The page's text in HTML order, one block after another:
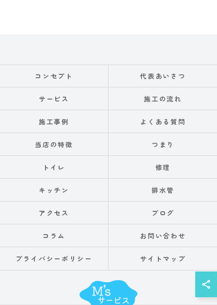
コンセプト 代表あいさつ
サービス 施工の流れ
施工事例 よくある質問
当店の特徴 つまり
トイレ 修理
キッチン 排水管
アクセス ブログ
コラム お問い合わせ
プライバシーポリシー サイトマップ